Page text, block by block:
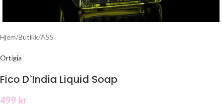
Hjem/Butikk/ASS
Ortigia
Fico D`India Liquid Soap
499 kr